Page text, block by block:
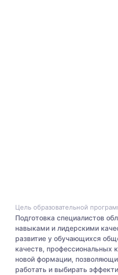
Цель образовательной
Подготовка специалистов
навыками и лидерскими
развитие у обучающихся
качеств, профессиональных
новой формации,
работать и выбирать